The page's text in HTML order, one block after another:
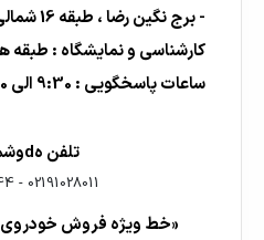
- برج نگین رضا ، طبقه 16 شمالی، واحد 1602
کارشناسی و نمایشگاه :
ساعات پاسخگویی : 9:30 الی 16:30
تلفن هdوشمنــــد :
02191028011
-
«خط ویژه فروش